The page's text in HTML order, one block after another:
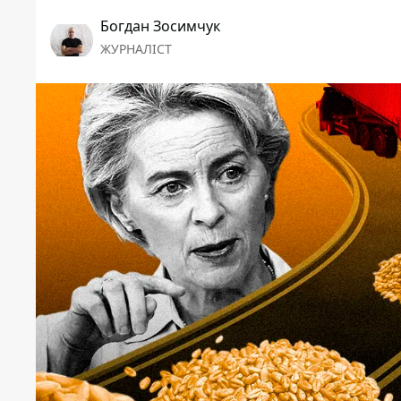
Богдан Зосимчук
ЖУРНАЛІСТ